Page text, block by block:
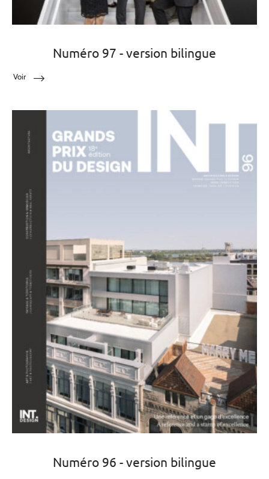
Numéro 97 - version bilingue
Voir
Numéro 96 - version bilingue